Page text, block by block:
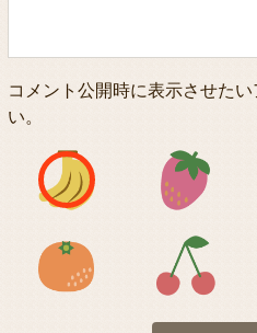
コメント公開時に表示させた
い。
アイコン1
アイコン5